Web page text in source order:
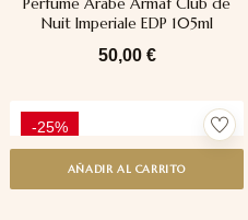
Nuit Imperiale EDP 105ml
50,00 €
-25%
AÑADIR AL CARRITO